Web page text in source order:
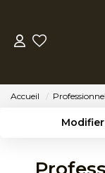
Accueil
Type de bien